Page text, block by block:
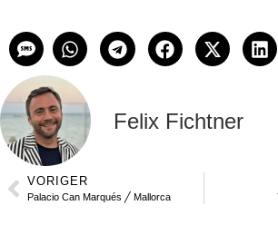
Felix Fichtner
VORIGER
Palacio Can Marqués ╱ Mallorca